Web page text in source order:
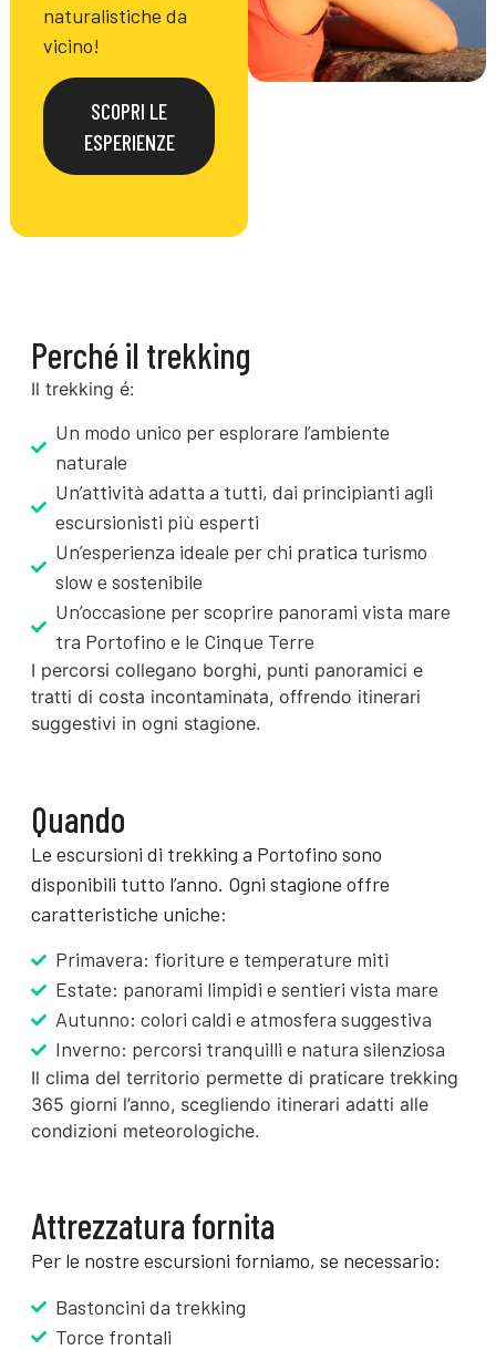
naturalistiche da
vicino!
SCOPRI LE
ESPERIENZE
Perché il trekking
Il trekking é:
Un modo unico per esplorare l’ambiente
naturale
Un’attività adatta a tutti, dai principianti agli
escursionisti più esperti
Un’esperienza ideale per chi pratica turismo
slow e sostenibile
Un’occasione per scoprire panorami vista mare
tra Portofino e le Cinque Terre
I percorsi collegano borghi, punti panoramici e
tratti di costa incontaminata, offrendo itinerari
suggestivi in ogni stagione.
Quando
Le escursioni di trekking a Portofino sono
disponibili tutto l’anno. Ogni stagione offre
caratteristiche uniche:
Primavera: fioriture e temperature miti
Estate: panorami limpidi e sentieri vista mare
Autunno: colori caldi e atmosfera suggestiva
Inverno: percorsi tranquilli e natura silenziosa
Il clima del territorio permette di praticare trekking
365 giorni l’anno, scegliendo itinerari adatti alle
condizioni meteorologiche.
Attrezzatura fornita
Per le nostre escursioni forniamo, se necessario:
Bastoncini da trekking
Torce frontali